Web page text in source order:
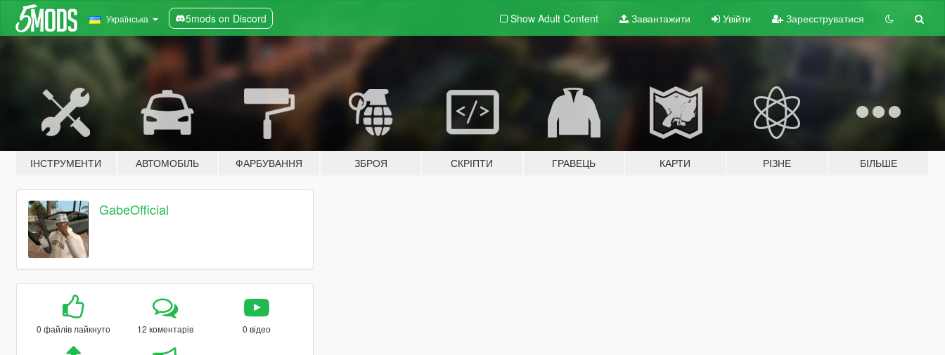
Українська 5mods on Discord Show Adult Content Завантажити Увійти Зареєструватися
ІНСТРУМЕНТИ АВТОМОБІЛЬ ФАРБУВАННЯ ЗБРОЯ СКРІПТИ ГРАВЕЦЬ КАРТИ РІЗНЕ БІЛЬШЕ
GabeOfficial
0 файлів лайкнуто 12 коментарів 0 відео